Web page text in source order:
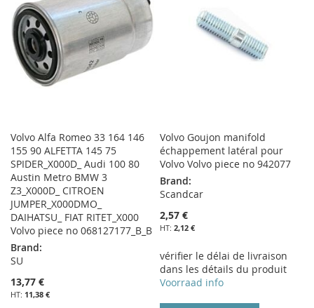
Volvo Alfa Romeo 33 164 146
155 90 ALFETTA 145 75
SPIDER_X000D_ Audi 100 80
Austin Metro BMW 3
Z3_X000D_ CITROEN
JUMPER_X000DMO_
DAIHATSU_ FIAT RITET_X000
Volvo piece no 068127177_B_B
Brand:
SU
13,77 €
11,38 €
Volvo Goujon manifold
échappement latéral pour
Volvo Volvo piece no 942077
Brand:
Scandcar
2,57 €
2,12 €
vérifier le délai de livraison
dans les détails du produit
Voorraad info